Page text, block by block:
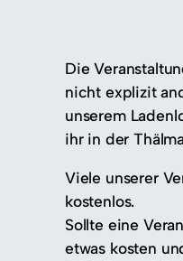
Die
nicht explizit
unserem
ihr in der
Viele unserer
kostenlos.
Sollte eine
etwas kosten